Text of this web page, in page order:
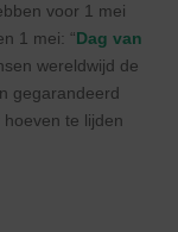
voor 1 mei
1 mei: “Dag van
wereldwijd de
gegarandeerd
te lijden